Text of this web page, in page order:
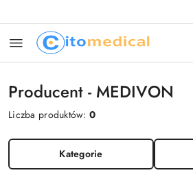
Producent - MEDIVON
Liczba produktów:0
Kategorie